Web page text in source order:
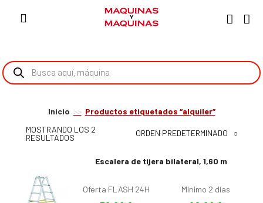
Inicio
Productos etiquetados “alquiler”
MOSTRANDO LOS 2
RESULTADOS
ORDEN PREDETERMINADO
Escalera de tijera bilateral, 1,60 m
Oferta FLASH 24H Mínimo 2 días